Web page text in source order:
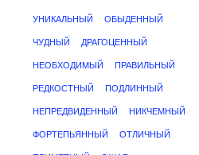
УНИКАЛЬНЫЙ ОБЫДЕННЫЙ
ЧУДНЫЙ ДРАГОЦЕННЫЙ
НЕОБХОДИМЫЙ ПРАВИЛЬНЫЙ
РЕДКОСТНЫЙ ПОДЛИННЫЙ
НЕПРЕДВИДЕННЫЙ НИКЧЕМНЫЙ
ФОРТЕПЬЯННЫЙ ОТЛИЧНЫЙ